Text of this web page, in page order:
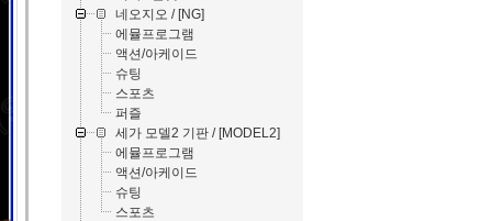
네오지오 / [NG]
에뮬프로그램
액션/아케이드
슈팅
스포츠
퍼즐
세가 모델2 기판 / [MODEL2]
에뮬프로그램
액션/아케이드
슈팅
스포츠